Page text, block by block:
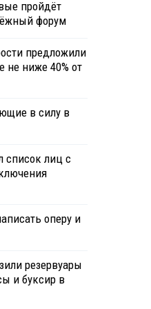
пройдёт
форум
предложили
не ниже 40% от
в силу в
список лиц с
оперу и
резервуары
и буксир в